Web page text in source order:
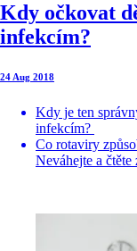
Kdy očkovat
infekcím?
24 Aug 2018
Kdy je ten
infekcím?
Co rotaviry
Neváhejte a čtěte